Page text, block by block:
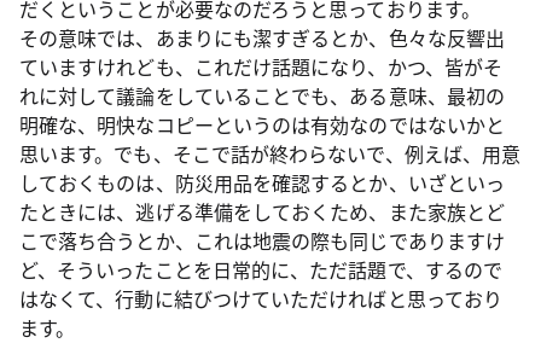
だくということが必要なのだろうと思っております。
その意味では、あまりにも潔すぎるとか、色々な反響出
ていますけれども、これだけ話題になり、かつ、皆がそ
れに対して議論をしていることでも、ある意味、最初の
明確な、明快なコピーというのは有効なのではないかと
思います。でも、そこで話が終わらないで、例えば、用意
しておくものは、防災用品を確認するとか、いざといっ
たときには、逃げる準備をしておくため、また家族とど
こで落ち合うとか、これは地震の際も同じでありますけ
ど、そういったことを日常的に、ただ話題で、するので
はなくて、行動に結びつけていただければと思っており
ます。